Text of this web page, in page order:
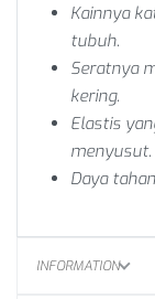
Kainnya
tubuh.
Seratnya
kering.
Elastis
menyusut.
Daya
INFORMATION